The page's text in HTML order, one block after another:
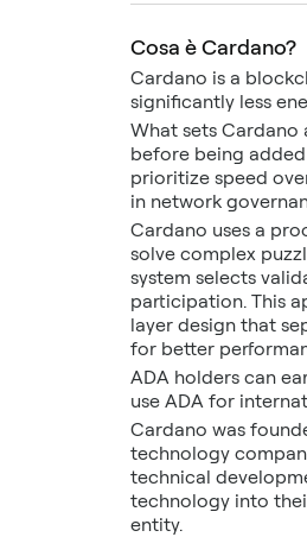
Cosa è Cardano?
Cardano is a
significantly less
What sets
before being
prioritize speed
in network
Cardano uses a
solve complex
system selects
participation. This
layer design that
for better
ADA holders can
use ADA for
Cardano was
technology
technical
technology into
entity.